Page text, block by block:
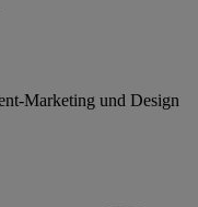
Marketing und Design